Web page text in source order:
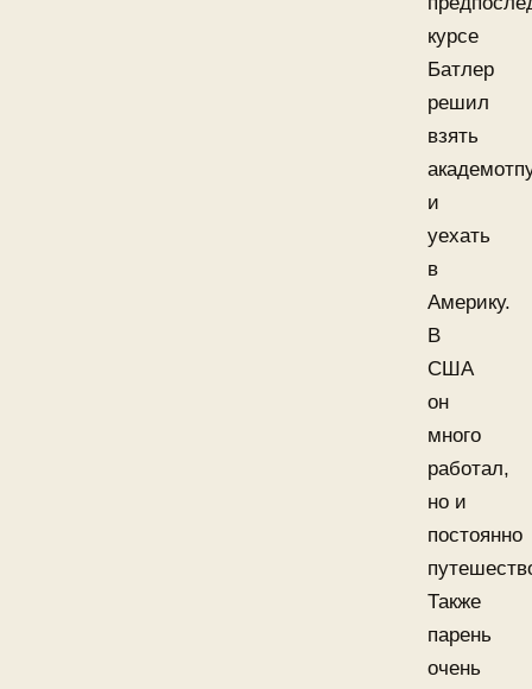
курсе
Батлер
решил
взять
и
уехать
в
Америку.
В
США
он
много
работал,
но и
постоянно
Также
парень
очень